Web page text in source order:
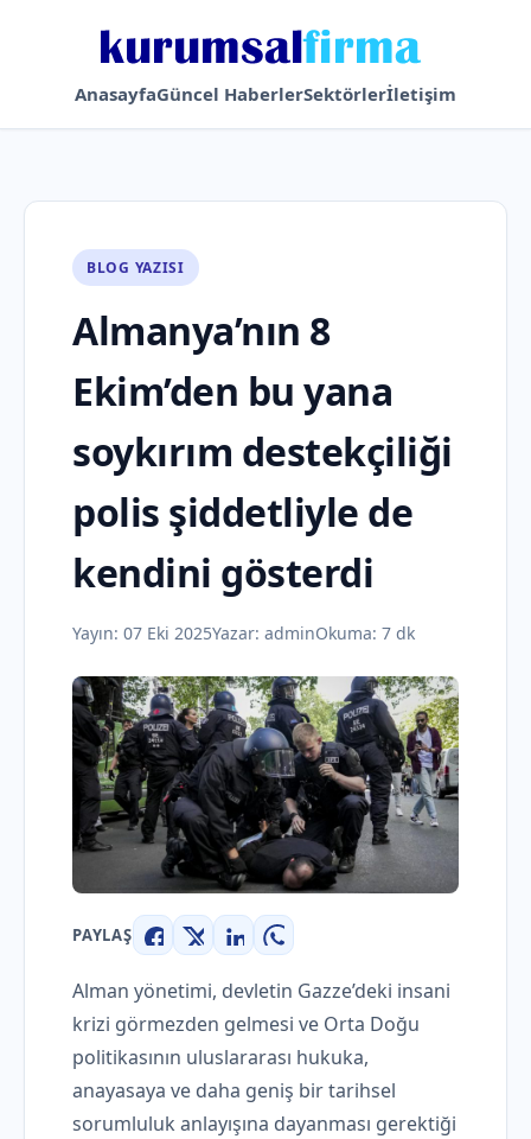
AnasayfaGüncel HaberlerSektörlerİletişim
BLOG YAZISI
Almanya’nın 8
Ekim’den bu yana
soykırım destekçiliği
polis şiddetliyle de
kendini gösterdi
Yayın: 07 Eki 2025Yazar: adminOkuma: 7 dk
PAYLAŞ
Facebook
X LinkedInWhatsApp
Alman yönetimi, devletin Gazze’deki insani
krizi görmezden gelmesi ve Orta Doğu
politikasının uluslararası hukuka,
anayasaya ve daha geniş bir tarihsel
sorumluluk anlayışına dayanması gerektiği